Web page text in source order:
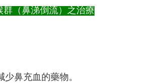
群（鼻涕倒流）之治療
少鼻充血的藥物。